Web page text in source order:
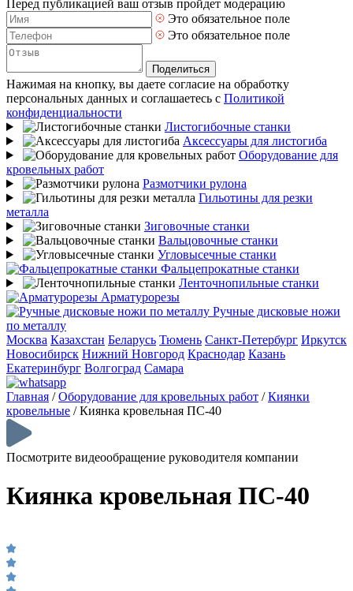
Перед публикацией ваш отзыв пройдет модерацию
Это обязательное поле
Это обязательное поле
Поделиться
Нажимая на кнопку, вы даете согласие на обработку
персональных данных и соглашаетесь с Политикой
конфиденциальности
Листогибочные станки
Аксессуары для листогиба
Оборудование для
кровельных работ
Размотчики рулона
Гильотины для резки
металла
Зиговочные станки
Вальцовочные станки
Угловысечные станки
Фальцепрокатные станки
Ленточнопильные станки
Арматурорезы
Ручные дисковые ножи
по металлу
Москва Казахстан Беларусь Тюмень Санкт-Петербург Иркутск
Новосибирск Нижний Новгород Краснодар Казань
Екатеринбург Волгоград Самара
Главная /Оборудование для кровельных работ /Киянки
кровельные /Киянка кровельная ПС-40
Посмотрите видеообращение руководителя компании
Киянка кровельная ПС-40